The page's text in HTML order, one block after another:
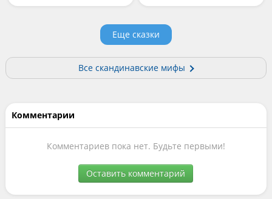
Еще сказки
Все скандинавские мифы
Комментарии
Комментариев пока нет. Будьте первыми!
Оставить комментарий